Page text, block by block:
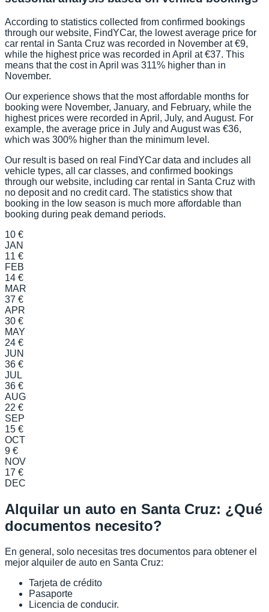
According to statistics collected from confirmed bookings
through our website, FindYCar, the lowest average price for
car rental in Santa Cruz was recorded in November at €9,
while the highest price was recorded in April at €37. This
means that the cost in April was 311% higher than in
November.
Our experience shows that the most affordable months for
booking were November, January, and February, while the
highest prices were recorded in April, July, and August. For
example, the average price in July and August was €36,
which was 300% higher than the minimum level.
Our result is based on real FindYCar data and includes all
vehicle types, all car classes, and confirmed bookings
through our website, including car rental in Santa Cruz with
no deposit and no credit card. The statistics show that
booking in the low season is much more affordable than
booking during peak demand periods.
10 €
JAN
11 €
FEB
14 €
MAR
37 €
APR
30 €
MAY
24 €
JUN
36 €
JUL
36 €
AUG
22 €
SEP
15 €
OCT
9 €
NOV
17 €
DEC
Alquilar un auto en Santa Cruz: ¿Qué
documentos necesito?
En general, solo necesitas tres documentos para obtener el
mejor alquiler de auto en Santa Cruz:
Tarjeta de crédito
Pasaporte
Licencia de conducir.